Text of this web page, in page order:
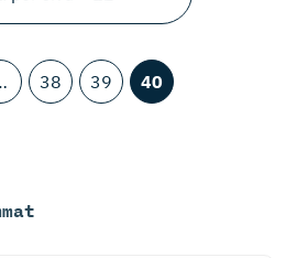
38 39 40